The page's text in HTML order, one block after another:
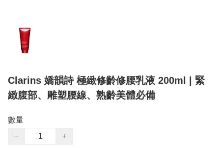
Clarins 嬌韻詩 極緻修齡修腰乳液 200ml | 緊
緻腹部、雕塑腰線、熟齡美體必備
數量
−
+